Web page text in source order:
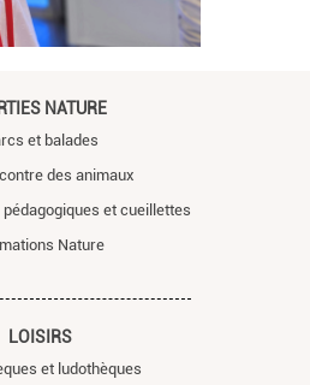
NATURE
et balades
des animaux
et cueillettes
Nature
LOISIRS
et ludothèques